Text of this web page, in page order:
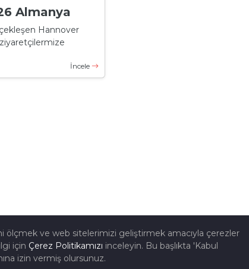
Almanya
Hannover
İncele
ölçmek ve web sitelerimizi geliştirmek amacıyla çerezler
için Çerez Politikamızı inceleyin. Bu başlıkta 'Kabul
izin vermiş olursunuz.